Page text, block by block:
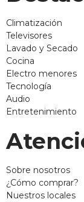
Climatización
Televisores
Lavado y Secado
Cocina
Electro menores
Tecnología
Audio
Entretenimiento
Sobre nosotros
¿Cómo comprar?
Nuestros locales